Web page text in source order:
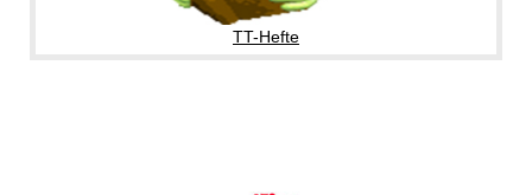
TT-Hefte